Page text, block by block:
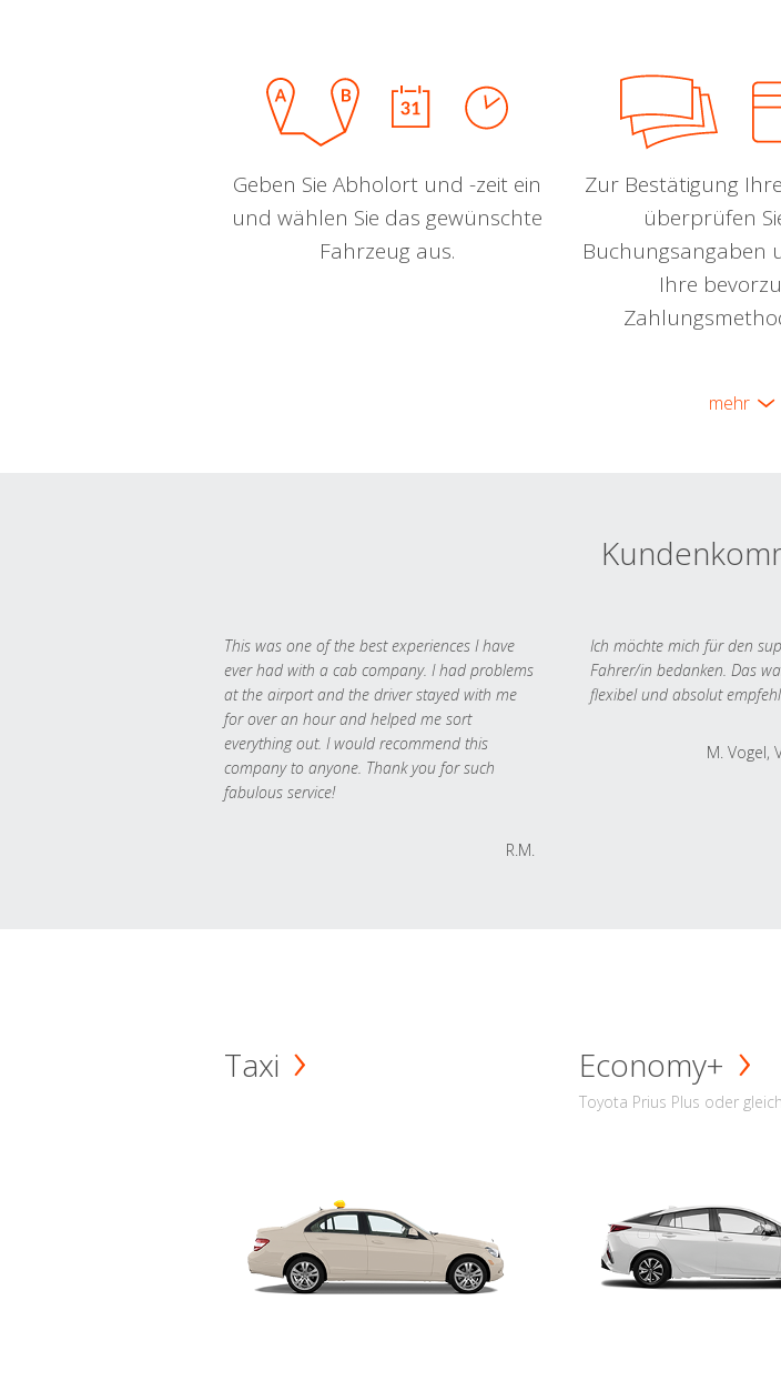
Geben Sie Abholort und -zeit ein
und wählen Sie das gewünschte
Fahrzeug aus.
Zur Bestätigung
überprüfen
Buchungsangaben
Ihre
mehr
This was one of the best experiences I have
ever had with a cab company. I had problems
at the airport and the driver stayed with me
for over an hour and helped me sort
everything out. I would recommend this
company to anyone. Thank you for such
fabulous service!
R.M.
Ich möchte mich für den
Fahrer/in bedanken. Das
flexibel und absolut
M. Vogel,
Taxi Economy+
Toyota Prius Plus oder